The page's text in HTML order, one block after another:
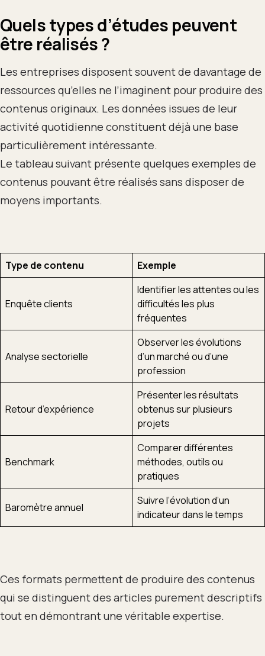
Quels types d’études peuvent
être réalisés ?
Les entreprises disposent souvent de davantage de
ressources qu’elles ne l’imaginent pour produire des
contenus originaux. Les données issues de leur
activité quotidienne constituent déjà une base
particulièrement intéressante.
Le tableau suivant présente quelques exemples de
contenus pouvant être réalisés sans disposer de
moyens importants.
Type de contenu Exemple
Enquête clients
Identifier les attentes ou les
difficultés les plus
fréquentes
Analyse sectorielle
Observer les évolutions
d’un marché ou d’une
profession
Retour d’expérience
Présenter les résultats
obtenus sur plusieurs
projets
Benchmark
Comparer différentes
méthodes, outils ou
pratiques
Baromètre annuel
Suivre l’évolution d’un
indicateur dans le temps
Ces formats permettent de produire des contenus
qui se distinguent des articles purement descriptifs
tout en démontrant une véritable expertise.